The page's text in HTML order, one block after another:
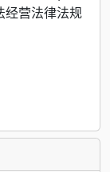
经营法律法规